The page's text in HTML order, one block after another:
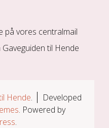
på vores centralmail
til Hende
Hende.
Developed
. Powered by
.